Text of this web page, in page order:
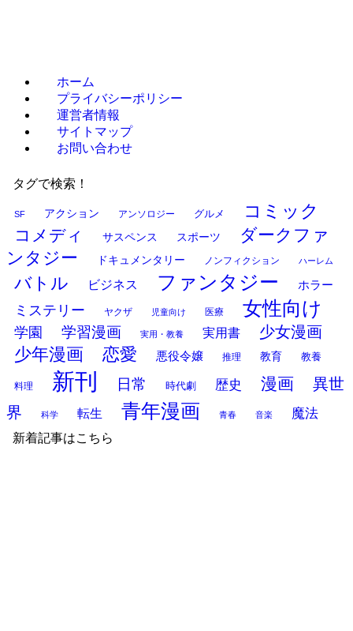
ホーム
プライバシーポリシー
運営者情報
サイトマップ
お問い合わせ
タグで検索！
SF アクション アンソロジー グルメ コミック
コメディ サスペンス スポーツ
ダークファ
ンタジー
ドキュメンタリー ノンフィクション ハーレム
バトル ビジネス ファンタジー ホラー
ミステリー ヤクザ 児童向け 医療 女性向け
学園 学習漫画 実用・教養 実用書 少女漫画
少年漫画 恋愛 悪役令嬢 推理 教育 教養
料理 新刊 日常 時代劇 歴史 漫画
異世
界
科学 転生 青年漫画 青春 音楽 魔法
新着記事はこちら